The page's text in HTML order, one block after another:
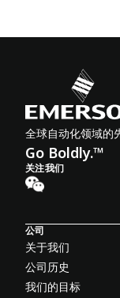
全球自动化领域的
Go Boldly.™
关注我们
公司
关于我们
公司历史
我们的目标